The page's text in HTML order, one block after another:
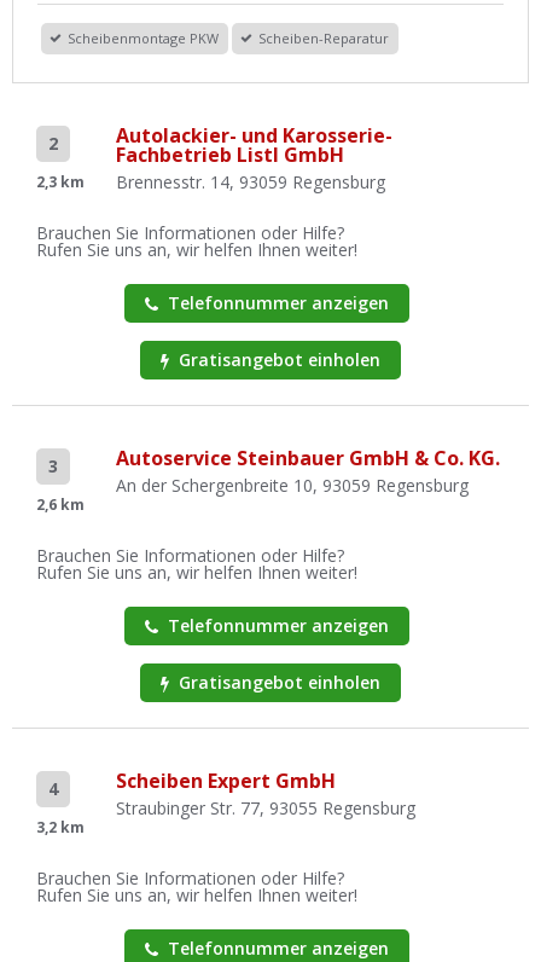
Scheibenmontage PKW Scheiben-Reparatur
2
2,3 km
Autolackier- und Karosserie-
Fachbetrieb Listl GmbH
Brennesstr. 14, 93059 Regensburg
Brauchen Sie Informationen oder Hilfe?
Rufen Sie uns an, wir helfen Ihnen weiter!
Telefonnummer anzeigen
Gratisangebot einholen
3
2,6 km
Autoservice Steinbauer GmbH & Co. KG.
An der Schergenbreite 10, 93059 Regensburg
Brauchen Sie Informationen oder Hilfe?
Rufen Sie uns an, wir helfen Ihnen weiter!
Telefonnummer anzeigen
Gratisangebot einholen
4
3,2 km
Scheiben Expert GmbH
Straubinger Str. 77, 93055 Regensburg
Brauchen Sie Informationen oder Hilfe?
Rufen Sie uns an, wir helfen Ihnen weiter!
Telefonnummer anzeigen